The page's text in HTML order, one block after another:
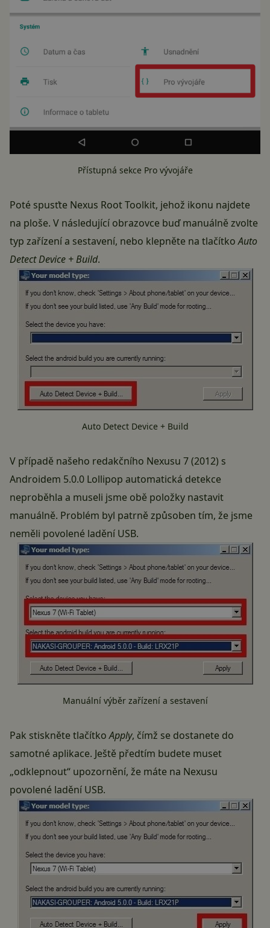
Přístupná sekce Pro vývojáře
Poté spusťte Nexus Root Toolkit, jehož ikonu najdete
na ploše. V následující obrazovce buď manuálně zvolte
typ zařízení a sestavení, nebo klepněte na tlačítkoAuto
Detect Device + Build.
Auto Detect Device + Build
V případě našeho redakčního Nexusu 7 (2012) s
Androidem 5.0.0 Lollipop automatická detekce
neproběhla a museli jsme obě položky nastavit
manuálně. Problém byl patrně způsoben tím, že jsme
neměli povolené ladění USB.
Manuální výběr zařízení a sestavení
Pak stiskněte tlačítkoApply, čímž se dostanete do
samotné aplikace. Ještě předtím budete muset
„odklepnout“ upozornění, že máte na Nexusu
povolené ladění USB.